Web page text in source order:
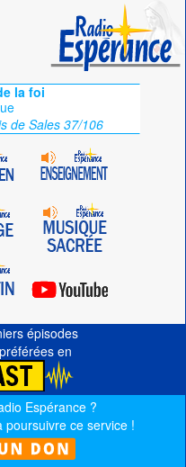
la foi
de Sales 37/106
épisodes
en
Espérance ?
ce service !